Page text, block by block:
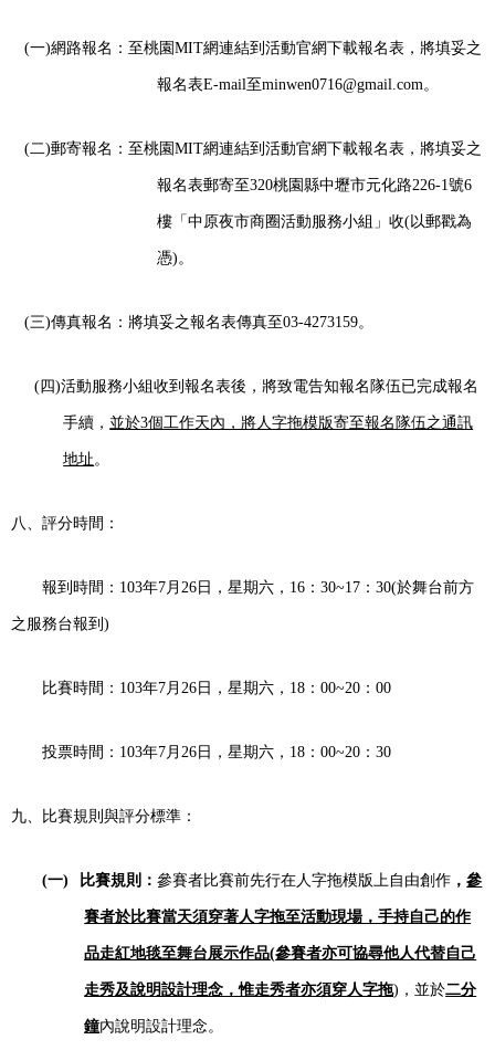
(一)網路報名：至桃園MIT網連結到活動官網下載報名表，將填妥之
報名表E-mail至minwen0716@gmail.com 。
(二)郵寄報名：至桃園MIT網連結到活動官網下載報名表，將填妥之
報名表郵寄至320桃園縣中壢市元化路226-1號6
樓「中原夜市商圈活動服務小組」收(以郵戳為
憑) 。
(三)傳真報名：將填妥之報名表傳真至03-4273159。
(四)活動服務小組收到報名表後，將致電告知報名隊伍已完成報名
手續， 並於3個工作天內，將人字拖模版寄至報名隊伍之通訊
地址 。
八、評分時間：
報到時間： 103年7 月 26日，星期六， 16 ：30~17 ：30(於舞台前方
之服務台報到 )
比賽時間： 103年7 月 26日，星期六， 18 ：00~20 ：00
投票時間： 103年7 月 26日，星期六， 18 ：00~20 ：30
九、比賽規則與評分標準：
(一) 比賽規則：參賽者比賽前先行在人字拖模版上自由創作 ，參
賽者於比賽當天須穿著人字拖至活動現場，手持自己的作
品走紅地毯至舞台展示作品(參賽者亦可協尋他人代替自己
走秀及說明設計理念，惟走秀者亦須穿人字拖) ，並於二分
鐘內說明設計理念。